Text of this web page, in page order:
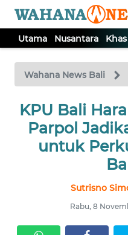
Utama Nusantara Khas
Wahana News Bali
KPU Bali
Parpol
untuk
Sutrisno
Rabu, 8
TV
Tutup
UTAMA
NUSANTARA
SERBI